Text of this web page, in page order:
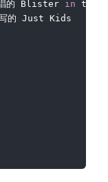
的 Blister in the
的 Just Kids